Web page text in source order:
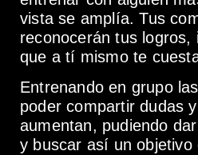
vista se amplía. Tus
reconocerán tus logros,
que a tí mismo te
Entrenando en grupo
poder compartir dudas
aumentan, pudiendo
y buscar así un objetivo